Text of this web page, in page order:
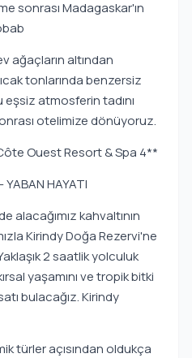
sonrası Madagaskar'ın
ağaçların altından
tonlarında benzersiz
atmosferin tadını
otelimize dönüyoruz.
Ouest Resort & Spa 4**
YABAN HAYATI
alacağımız kahvaltının
Kirindy Doğa Rezervi'ne
2 saatlik yolculuk
yaşamını ve tropik bitki
bulacağız. Kirindy
türler açısından oldukça